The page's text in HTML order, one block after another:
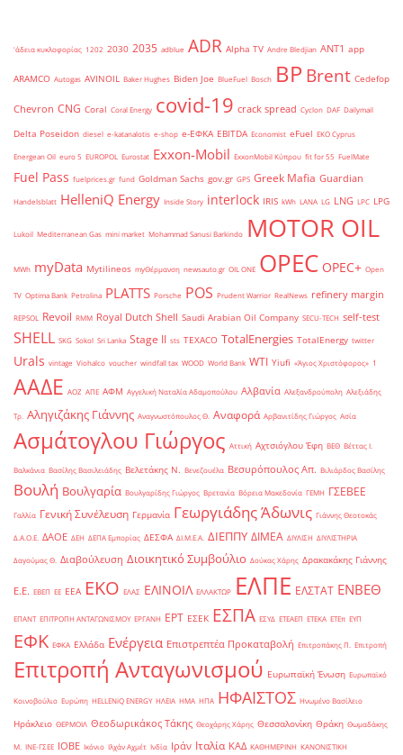
'άδεια κυκλοφορίας 1202 2030 2035 adblue ADR Alpha TV Andre Bledjian ANT1 app
ARAMCO Autogas AVINOIL Baker Hughes Biden Joe BlueFuel Bosch BPBrent Cedefop
Chevron CNG Coral Coral Energy covid-19 crack spread Cyclon DAF Dailymail
Delta Poseidon diesel e-katanalotis e-shop e-ΕΦΚΑ EBITDA Economist eFuel EKO Cyprus
Energean Oil euro 5 EUROPOL Eurostat Exxon-Mobil ExxonMobil Κύπρου fit for 55 FuelMate
Fuel Pass fuelprices.gr fund Goldman Sachs gov.gr GPS Greek Mafia Guardian
Handelsblatt HelleniQ Energy Inside Story interlock IRIS kWh LANA LG LNG LPC LPG
Lukoil Mediterranean Gas mini market Mohammad Sanusi Barkindo MOTOR OIL
MWh myData Mytilineos myΘέρμανση newsauto.gr OIL ONE OPEC OPEC+ Open
TV Optima Bank Petrolina PLATTS Porsche POS Prudent Warrior RealNews refinery margin
REPSOL Revoil RMM Royal Dutch Shell Saudi Arabian Oil Company SECU-TECH self-test
SHELL SKG Sokol Sri Lanka Stage II sts TEXACO TotalEnergies TotalEnergy twitter
Urals vintage Viohalco voucher windfall tax WOOD World Bank WTI Yiufi «Άγιος Χριστόφορος» ΄1
ΑΑΔΕ ΑΟΖ ΑΠΕ ΑΦΜ Αγγελική Ναταλία Αδαμοπούλου Αλβανία Αλεξανδρούπολη Αλεξιάδης
Τρ. Αληγιζάκης Γιάννης Αναγνωστόπουλος Θ. Αναφορά Αρβανιτίδης Γιώργος Ασία
Ασμάτογλου Γιώργος Αττική Αχτσιόγλου Έφη ΒΕΘ Βέττας Ι.
Βαλκάνια Βασίλης Βασιλειάδης Βελετάκης Ν. Βενεζουέλα Βεσυρόπουλος Απ. Βιλιάρδος Βασίλης
Βουλή Βουλγαρία Βουλγαρίδης Γιώργος Βρετανία Βόρεια Μακεδονία ΓΕΜΗ ΓΣΕΒΕΕ
Γαλλία Γενική Συνέλευση Γερμανία Γεωργιάδης Άδωνις Γιάννης Θεοτοκάς
Δ.Α.Ο.Ε. ΔΑΟΕ ΔΕΗ ΔΕΠΑ Εμπορίας ΔΕΣΦΑ ΔΙ.Μ.Ε.Α. ΔΙΕΠΠΥ ΔΙΜΕΑ ΔΙΥΛΙΣΗ ΔΙΥΛΙΣΤΗΡΙΑ
Δαγούμας Θ. Διαβούλευση Διοικητικό Συμβούλιο Δούκας Χάρης Δρακακάκης Γιάννης
Ε.Ε. ΕΒΕΠ ΕΕ ΕΕΑ ΕΚΟ ΕΛΑΣ ΕΛΙΝΟΙΛ ΕΛΛΑΚΤΩΡ ΕΛΠΕ ΕΛΣΤΑΤ ΕΝΒΕΘ
ΕΠΑΝΤ ΕΠΙΤΡΟΠΗ ΑΝΤΑΓΩΝΙΣΜΟΥ ΕΡΓΑΝΗ ΕΡΤ ΕΣΕΚ ΕΣΠΑ ΕΣΥΔ ΕΤΕΑΕΠ ΕΤΕΚΑ ΕΤΕπ ΕΥΠ
ΕΦΚ ΕΦΚΑ Ελλάδα Ενέργεια Επιστρεπτέα Προκαταβολή Επιτροπάκης Π. Επιτροπή
Επιτροπή Ανταγωνισμού Ευρωπαϊκή Ένωση Ευρωπαϊκό
Κοινοβούλιο Ευρώπη ΗELLENiQ ENERGY ΗΛΕΙΑ ΗΜΑ ΗΠΑ ΗΦΑΙΣΤΟΣ Ηνωμένο Βασίλειο
Ηράκλειο ΘΕΡΜΟΙΛ Θεοδωρικάκος Τάκης Θεοχάρης Χάρης Θεσσαλονίκη Θράκη Θωμαδάκης
Μ. ΙΝΕ-ΓΣΕΕ ΙΟΒΕ Ικόνιο Ιλχάν Αχμέτ Ινδία Ιράν Ιταλία ΚΑΔ ΚΑΘΗΜΕΡΙΝΗ ΚΑΝΟΝΙΣΤΙΚΗ